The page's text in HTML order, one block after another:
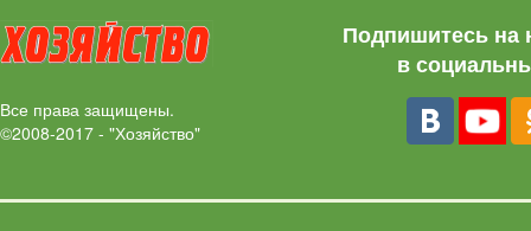
Все права защищены.
©2008-2017 - "Хозяйство"
Подпишитесь на
в